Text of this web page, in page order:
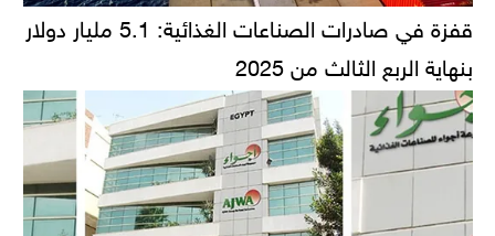
قفزة في صادرات الصناعات الغذائية: 5.1 مليار دولار
بنهاية الربع الثالث من 2025